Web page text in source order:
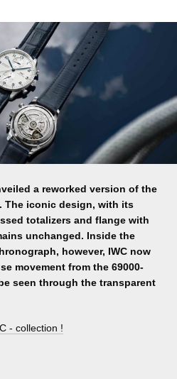
a reworked version of the
The iconic design, with its
totalizers and flange with
unchanged. Inside the
however, IWC now
movement from the 69000-
seen through the transparent
- collection !